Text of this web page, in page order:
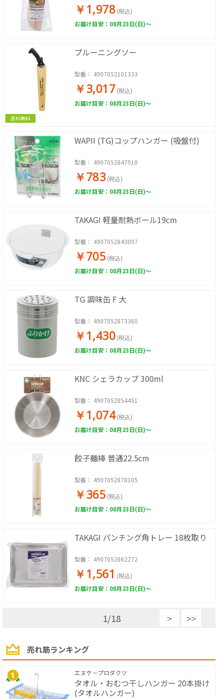
￥1,978 (税込)
お届け目安：08月23日(日)～
送料無料
プルーニングソー
型番： 4907052101333
￥3,017 (税込)
お届け目安：08月23日(日)～
WAPII (TG)コップハンガー (吸盤付)
型番： 4907052847910
￥783 (税込)
お届け目安：08月23日(日)～
TAKAGI 軽量耐熱ボール19cm
型番： 4907052843097
￥705 (税込)
お届け目安：08月23日(日)～
TG 調味缶 F 大
型番： 4907052873360
￥1,430 (税込)
お届け目安：08月23日(日)～
KNC シェラカップ 300ml
型番： 4907052854451
￥1,074 (税込)
お届け目安：08月23日(日)～
餃子麺棒 普通22.5cm
型番： 4907052878105
￥365 (税込)
お届け目安：08月23日(日)～
TAKAGI パンチング角トレー 18枚取り
型番： 4907052862272
￥1,561 (税込)
お届け目安：08月23日(日)～
1/18 > >>
売れ筋ランキング
エヌケ－プロダクツ
タオル・おむつ干しハンガー 20本掛け
(タオルハンガー)